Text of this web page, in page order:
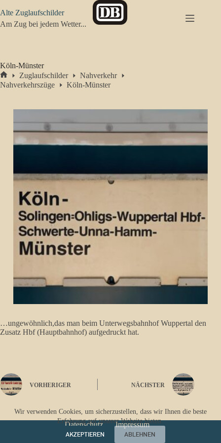
Inhalt
springen
Wir verwenden Cookies, um sicherzustellen, dass wir Ihnen die beste
Erfahrung auf unserer Website bieten.
AKZEPTIEREN
ABLEHNEN
Alte Zuglaufschilder
Am Zug bei jedem Wetter...
Köln-Münster
Start
Zuglaufschilder
Nahverkehr
Nahverkehrszüge
Köln-Münster
…ungewöhnlich,das man beim Unterwegsbahnhof Wuppertal den
Zusatz Hbf (Hauptbahnhof) aufgedruckt hat.
VORHERIGER NÄCHSTER
Datenschutz Impressum